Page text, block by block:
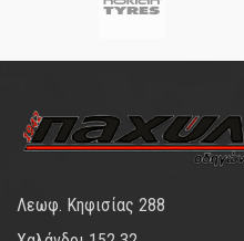
Λεωφ. Κηφισίας 288